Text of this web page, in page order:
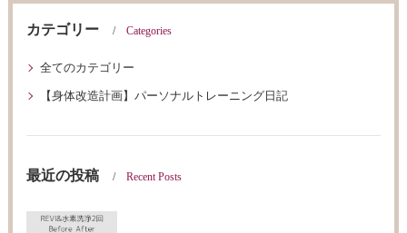
カテゴリー Categories
全てのカテゴリー
【身体改造計画】パーソナルトレーニング日記
最近の投稿 Recent Posts